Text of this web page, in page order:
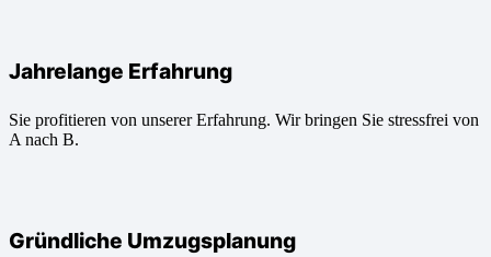
Jahrelange Erfahrung
Sie profitieren von unserer Erfahrung. Wir bringen Sie stressfrei von
A nach B.
Gründliche Umzugsplanung